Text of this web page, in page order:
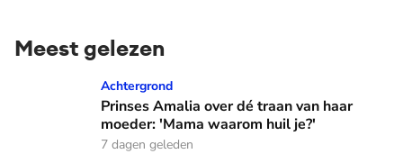
Meest gelezen
Prinses Amalia over dé traan van haar moeder: 'Mama
Achtergrond
Prinses Amalia over dé traan van haar
moeder: 'Mama waarom huil je?'
7 dagen geleden